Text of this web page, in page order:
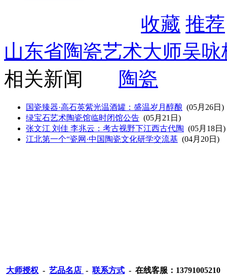
收藏 推荐
山东省陶瓷艺术大师吴
相关新闻
陶瓷
国瓷臻器·高石英紫光温酒罐：盛温岁月醇酿 (05月26日)
绿宝石艺术陶瓷馆临时闭馆公告 (05月21日)
张文江 刘佳 李兆云：考古视野下江西古代陶 (05月18日)
江北第一个“瓷网·中国陶瓷文化研学交流基 (04月20日)
大师授权 - 艺品名店 - 联系方式 - 在线客服：13791005210